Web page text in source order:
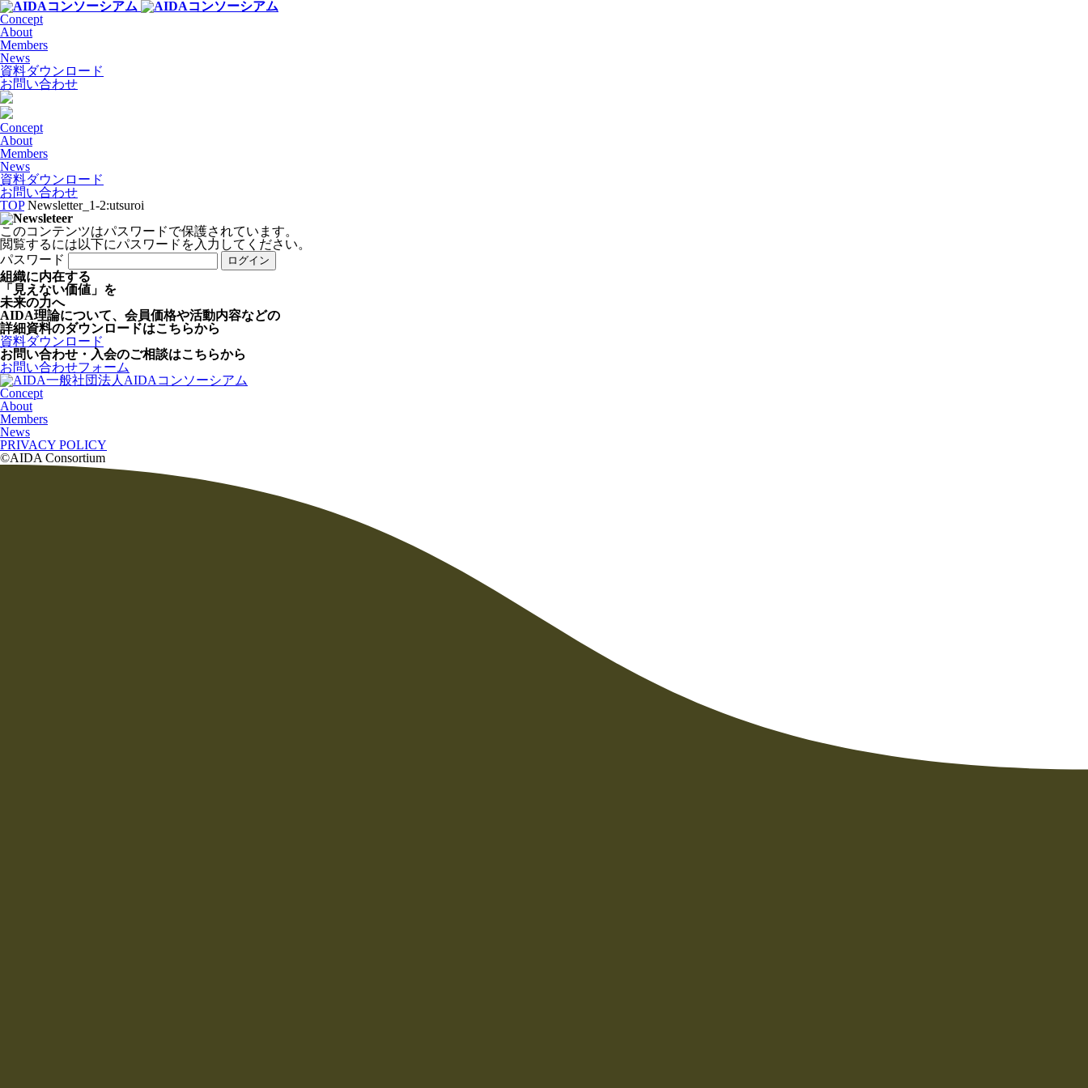
Concept
About
Members
News
資料ダウンロード
お問い合わせ
Concept
About
Members
News
資料ダウンロード
お問い合わせ
TOPNewsletter_1-2:utsuroi
このコンテンツはパスワードで保護されています。
閲覧するには以下にパスワードを入力してください。
パスワード
組織に内在する
「見えない価値」を
未来の力へ
AIDA理論について、会員価格や活動内容などの
詳細資料のダウンロードはこちらから
資料ダウンロード
お問い合わせ・入会のご相談はこちらから
お問い合わせフォーム
一般社団法人AIDAコンソーシアム
Concept
About
Members
News
PRIVACY POLICY
©AIDA Consortium